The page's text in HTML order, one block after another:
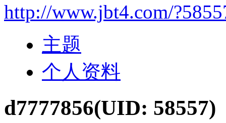
http://www.jbt4.com/
主题
个人资料
d7777856(UID: 58557)